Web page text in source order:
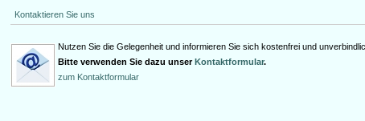
Kontaktieren Sie uns
Nutzen Sie die Gelegenheit und informieren Sie sich kostenfrei und
Bitte verwenden Sie dazu unserKontaktformular.
zum Kontaktformular